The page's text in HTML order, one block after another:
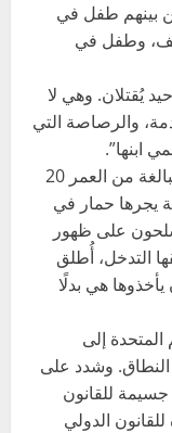
كيلومتر. ومن بينهم طفل في
وطفل في
يُقتلان. وهي لا
والرصاصة التي
ابنها”.
شارك المفوض السامي شهادة عائشة، البالغة من العمر 20
يجرها حمار في
على ظهور
التدخل، أُطلق
يأخذوها هي بدلًا
إلى
النطاق. وشدد على
للقانون
الدولي